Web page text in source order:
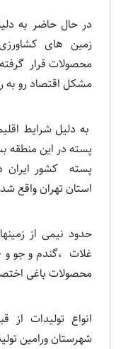
زمین های
محصولات قرار گرفته
مشکل اقتصاد رو به
به دلیل شرایط
پسته در این منطقه
پسته کشور
استان تهران واقع
حدود نیمی از
محصولات باغی
انواع تولیدات
شهرستان ورامین